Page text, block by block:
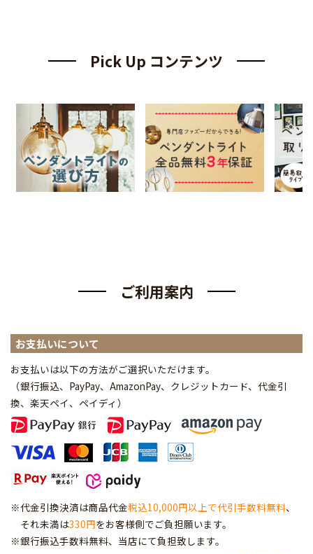
Pick Up コンテンツ
ご利用案内
お支払いについて
お支払いは以下の方法がご選択いただけます。
（銀行振込、PayPay、AmazonPay、クレジットカード、代金引
換、楽天ペイ、ペイディ ）
※代金引換決済は商品代金税込10,000円以上で代引手数料無料、
それ未満は330円をお客様側でご負担願います。
※銀行振込手数料無料、当店にて負担致します。